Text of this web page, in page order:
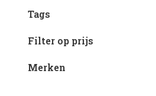
Tags
Filter op prijs
Merken